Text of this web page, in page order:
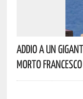
Addio A Un
Morto Francesco